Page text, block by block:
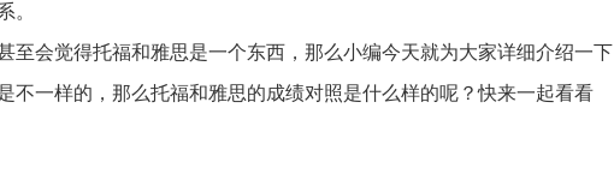
。
至会觉得托福和雅思是一个东西，那么小编今天就为大家详细介绍一下
不一样的，那么托福和雅思的成绩对照是什么样的呢？快来一起看看